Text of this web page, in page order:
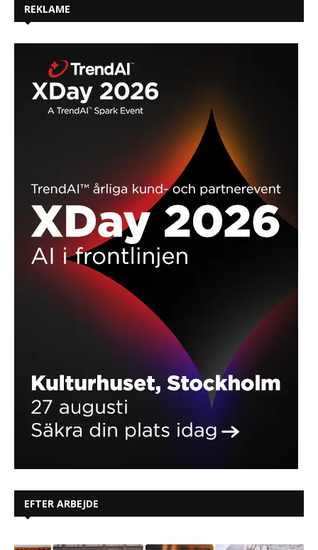
REKLAME
EFTER ARBEJDE